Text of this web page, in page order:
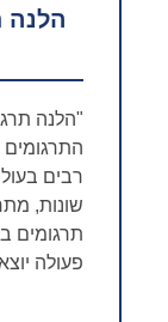
הלנה
"הלנה
רבים
שונות,
תרגומים
פעולה